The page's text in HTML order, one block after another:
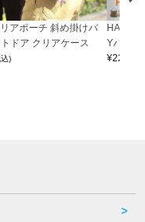
アポーチ 斜め掛けバ
ドア クリアケース
)
Yバッグ
¥22,000